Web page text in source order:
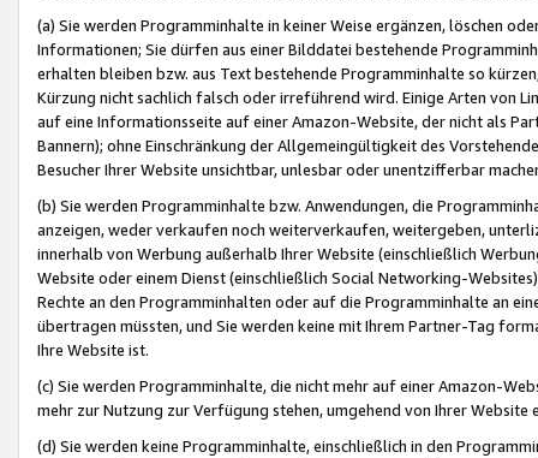
(a) Sie werden Programminhalte in keiner Weise ergänzen, löschen
Informationen; Sie dürfen aus einer Bilddatei bestehende
erhalten bleiben bzw. aus Text bestehende Programminhalte so
Kürzung nicht sachlich falsch oder irreführend wird. Einige Arten von
auf eine Informationsseite auf einer Amazon-Website, der nicht als
Bannern); ohne Einschränkung der Allgemeingültigkeit des
Besucher Ihrer Website unsichtbar, unlesbar oder unentzifferbar
(b) Sie werden Programminhalte bzw. Anwendungen, die
anzeigen, weder verkaufen noch weiterverkaufen, weitergeben,
innerhalb von Werbung außerhalb Ihrer Website (einschließlich
Website oder einem Dienst (einschließlich Social Networking-
Rechte an den Programminhalten oder auf die Programminhalte an
übertragen müssten, und Sie werden keine mit Ihrem Partner-Tag
Ihre Website ist.
(c) Sie werden Programminhalte, die nicht mehr auf einer Amazon-
mehr zur Nutzung zur Verfügung stehen, umgehend von Ihrer
(d) Sie werden keine Programminhalte, einschließlich in den